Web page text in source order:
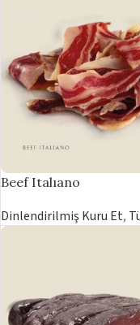
Beef Italıano
Dinlendirilmiş Kuru Et,